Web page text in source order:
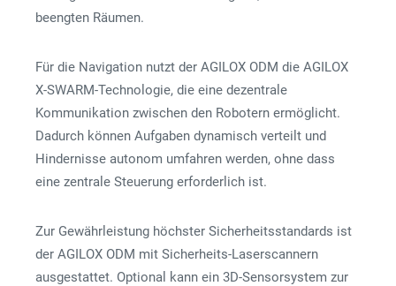
beengten Räumen.
Für die Navigation nutzt der AGILOX ODM die AGILOX
X-SWARM-Technologie, die eine dezentrale
Kommunikation zwischen den Robotern ermöglicht.
Dadurch können Aufgaben dynamisch verteilt und
Hindernisse autonom umfahren werden, ohne dass
eine zentrale Steuerung erforderlich ist.
Zur Gewährleistung höchster Sicherheitsstandards ist
der AGILOX ODM mit Sicherheits-Laserscannern
ausgestattet. Optional kann ein 3D-Sensorsystem zur